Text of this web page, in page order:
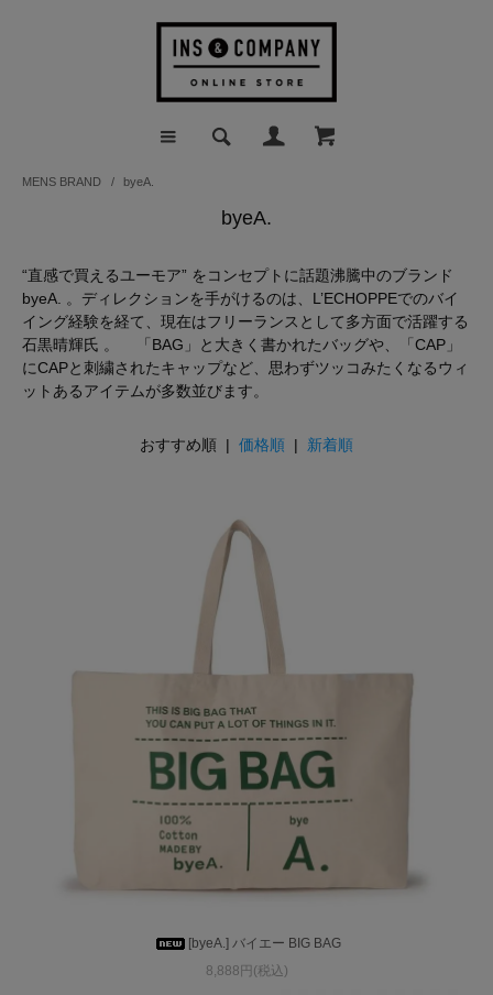
MENS BRAND / byeA.
byeA.
“直感で買えるユーモア” をコンセプトに話題沸騰中のブランド
byeA. 。ディレクションを手がけるのは、L’ECHOPPEでのバイ
イング経験を経て、現在はフリーランスとして多方面で活躍する
石黒晴輝氏 。 「BAG」と大きく書かれたバッグや、「CAP」
にCAPと刺繍されたキャップなど、思わずツッコみたくなるウィ
ットあるアイテムが多数並びます。
おすすめ順 | 価格順 | 新着順
[byeA.] バイエー BIG BAG
8,888円(税込)